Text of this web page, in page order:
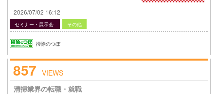
2026/07/02 16:12
セミナー・展示会 その他
掃除のつぼ
857 VIEWS
清掃業界の転職・就職